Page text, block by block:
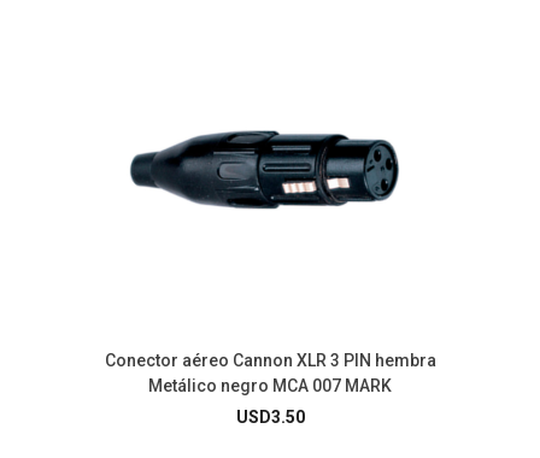
Conector aéreo Cannon XLR 3 PIN hembra
Metálico negro MCA 007 MARK
USD3.50